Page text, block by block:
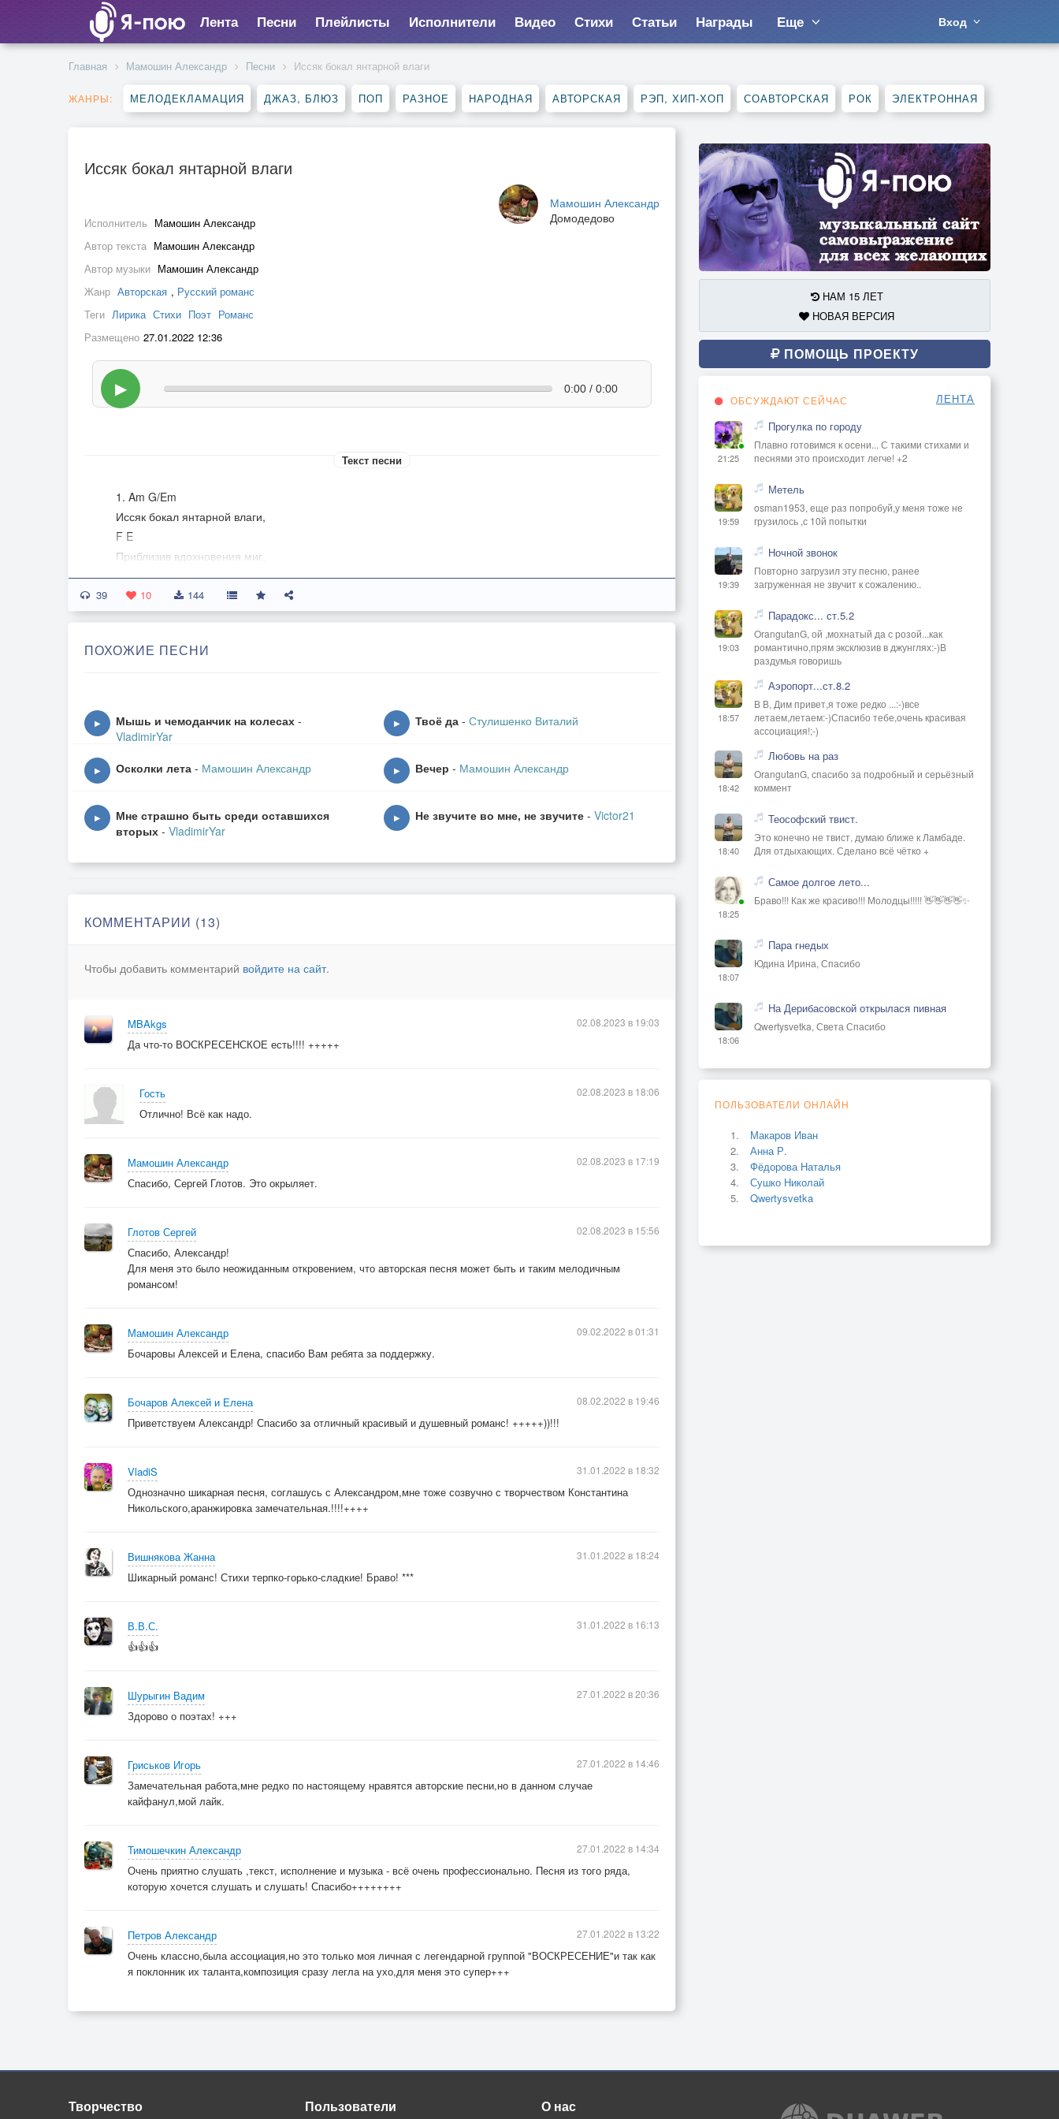
Лента Песни Плейлисты Исполнители Видео Стихи Статьи Награды Еще Вход
Главная Мамошин Александр Песни Иссяк бокал янтарной влаги
ЖАНРЫ: МЕЛОДЕКЛАМАЦИЯ ДЖАЗ, БЛЮЗ ПОП РАЗНОЕ НАРОДНАЯ АВТОРСКАЯ РЭП, ХИП-ХОП СОАВТОРСКАЯ РОК ЭЛЕКТРОННАЯ
Иссяк бокал янтарной влаги
Мамошин Александр
Домодедово
Исполнитель Мамошин Александр
Автор текста Мамошин Александр
Автор музыки Мамошин Александр
Жанр Авторская , Русский романс
Теги Лирика Стихи Поэт Романс
Размещено 27.01.2022 12:36
▶ 0:00 / 0:00
Текст песни
1. Am G/Em
Иссяк бокал янтарной влаги,
F E
Приблизив вдохновения миг,
Am G/Em
И на пустом листе бумаги
F E
Поэт перо своё опустит.
A A7 Dm7
E Am G/Am
F B7 E
И колдовство сплетённых слов.
Поэта слушать у костра.
Припев. Он говорил о чём-то важном,
Искала слабая душа.
Проигрыш.
Am G/Em F E
3. Однажды смерть придёт к поэту
Но жизнь не кончится на этом.
Его стихи в нас будут жить.
Припев. Их строчки нам, как мантры, шепчет
Листва, качаясь на ветру.
Они в напевах птицы певчей
Звучат задумчиво в бору.
39 10 144
ПОХОЖИЕ ПЕСНИ
▶ Мышь и чемоданчик на колесах -
VladimirYar
▶ Твоё да - Стулишенко Виталий
▶ Осколки лета - Мамошин Александр ▶ Вечер - Мамошин Александр
▶
Мне страшно быть среди оставшихся
вторых - VladimirYar
▶ Не звучите во мне, не звучите - Victor21
КОММЕНТАРИИ (13)
Чтобы добавить комментарий войдите на сайт.
MBAkgs
Да что-то ВОСКРЕСЕНСКОЕ есть!!!! +++++
02.08.2023 в 19:03
Гость
Отлично! Всё как надо.
02.08.2023 в 18:06
Мамошин Александр
Спасибо, Сергей Глотов. Это окрыляет.
02.08.2023 в 17:19
Глотов Сергей
Спасибо, Александр!
Для меня это было неожиданным откровением, что авторская песня может быть и таким мелодичным
романсом!
02.08.2023 в 15:56
Мамошин Александр
Бочаровы Алексей и Елена, спасибо Вам ребята за поддержку.
09.02.2022 в 01:31
Бочаров Алексей и Елена
Приветствуем Александр! Спасибо за отличный красивый и душевный романс! +++++))!!!
08.02.2022 в 19:46
VladiS
Однозначно шикарная песня, соглашусь с Александром,мне тоже созвучно с творчеством Константина
Никольского,аранжировка замечательная.!!!!++++
31.01.2022 в 18:32
Вишнякова Жанна
Шикарный романс! Стихи терпко-горько-сладкие! Браво! ***
31.01.2022 в 18:24
В.В.С.
👍👍👍
31.01.2022 в 16:13
Шурыгин Вадим
Здорово о поэтах! +++
27.01.2022 в 20:36
Гриськов Игорь
Замечательная работа,мне редко по настоящему нравятся авторские песни,но в данном случае
кайфанул,мой лайк.
27.01.2022 в 14:46
Тимошечкин Александр
Очень приятно слушать ,текст, исполнение и музыка - всё очень профессионально. Песня из того ряда,
которую хочется слушать и слушать! Спасибо++++++++
27.01.2022 в 14:34
Петров Александр
Очень классно,была ассоциация,но это только моя личная с легендарной группой "ВОСКРЕСЕНИЕ"и так как
я поклонник их таланта,композиция сразу легла на ухо,для меня это супер+++
27.01.2022 в 13:22
НАМ 15 ЛЕТ
НОВАЯ ВЕРСИЯ
ПОМОЩЬ ПРОЕКТУ
ОБСУЖДАЮТ СЕЙЧАС ЛЕНТА
21:25
Прогулка по городу
Плавно готовимся к осени... С такими стихами и
песнями это происходит легче! +2
19:59
Метель
osman1953, еще раз попробуй,у меня тоже не
грузилось ,с 10й попытки
19:39
Ночной звонок
Повторно загрузил эту песню, ранее
загруженная не звучит к сожалению..
19:03
Парадокс... ст.5.2
OrangutanG, ой ,мохнатый да с розой...как
романтично,прям эксклюзив в джунглях:-)В
раздумья говоришь
18:57
Аэропорт...ст.8.2
В В, Дим привет,я тоже редко ...:-)все
летаем,летаем:-)Спасибо тебе,очень красивая
ассоциация!;-)
18:42
Любовь на раз
OrangutanG, спасибо за подробный и серьёзный
коммент
18:40
Теософский твист.
Это конечно не твист, думаю ближе к Ламбаде.
Для отдыхающих. Сделано всё чётко +
18:25
Самое долгое лето...
Браво!!! Как же красиво!!! Молодцы!!!!! 👋👋👋👋✨
18:07
Пара гнедых
Юдина Ирина, Спасибо
18:06
На Дерибасовской открылася пивная
Qwertysvetka, Света Спасибо
ПОЛЬЗОВАТЕЛИ ОНЛАЙН
Макаров Иван
Анна Р.
Фёдорова Наталья
Сушко Николай
Qwertysvetka
Творчество Пользователи О нас